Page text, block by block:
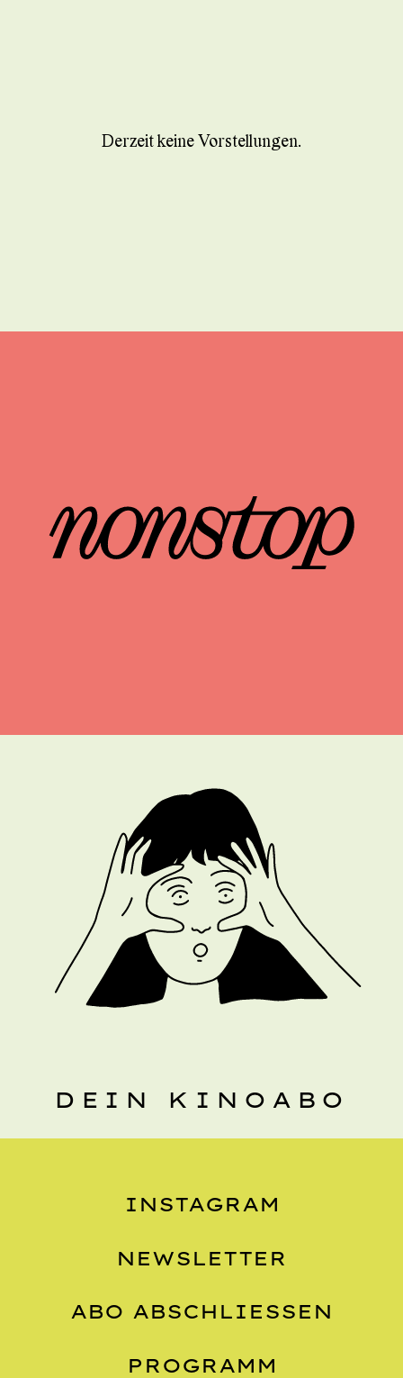
Derzeit keine Vorstellungen.
DEIN KINOABO
INSTAGRAM
NEWSLETTER
ABO ABSCHLIESSEN
PROGRAMM